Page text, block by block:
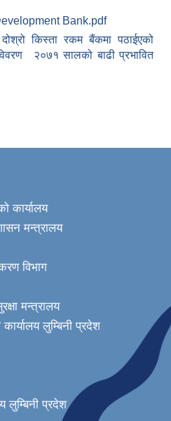
Bank.pdf
दोश्रो किस्ता रकम बैंकमा पठाईएको
२०७१ सालको बाढी प्रभावित
कार्यालय
मन्त्रालय
विभाग
मन्त्रालय
लुम्बिनी प्रदेश
लुम्बिनी प्रदेश